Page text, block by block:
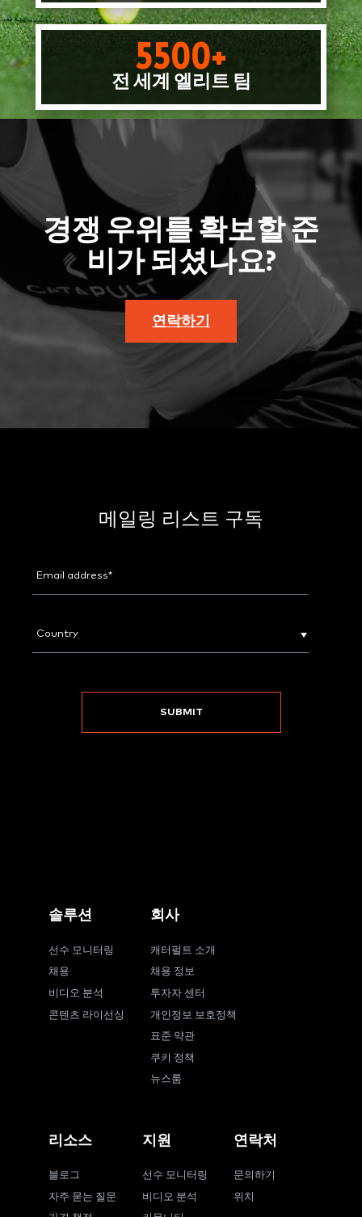
5500+
전 세계 엘리트 팀
경쟁 우위를 확보할 준
비가 되셨나요?
연락하기
메일링 리스트 구독
솔루션
선수 모니터링
채용
비디오 분석
콘텐츠 라이선싱
회사
캐터펄트 소개
채용 정보
투자자 센터
개인정보 보호정책
표준 약관
쿠키 정책
뉴스룸
리소스
블로그
자주 묻는 질문
지원
선수 모니터링
비디오 분석
연락처
문의하기
위치